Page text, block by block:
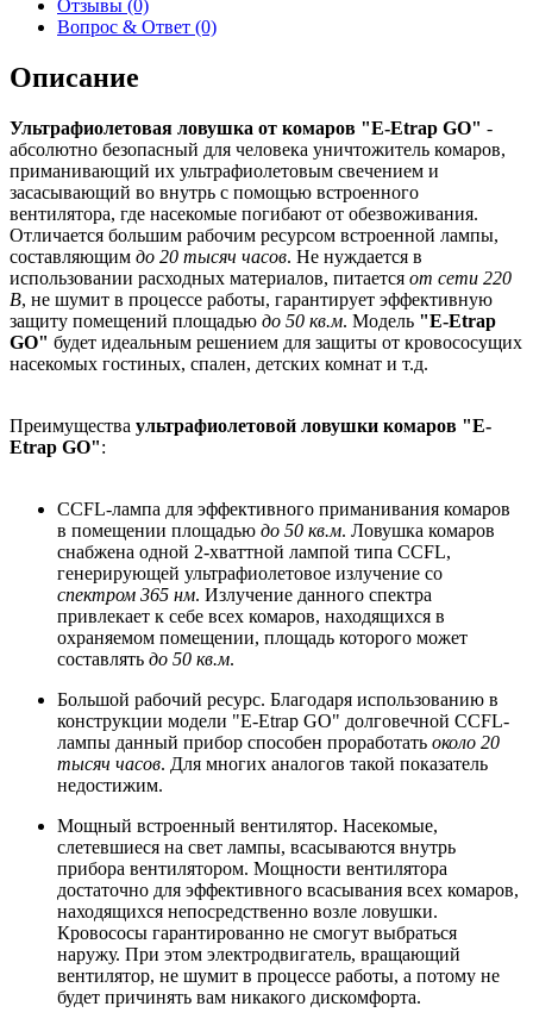
Отзывы (0)
Вопрос & Ответ (0)
Описание
Ультрафиолетовая ловушка от комаров "E-Etrap GO" -
абсолютно безопасный для человека уничтожитель комаров,
приманивающий их ультрафиолетовым свечением и
засасывающий во внутрь с помощью встроенного
вентилятора, где насекомые погибают от обезвоживания.
Отличается большим рабочим ресурсом встроенной лампы,
составляющим до 20 тысяч часов. Не нуждается в
использовании расходных материалов, питается от сети 220
В, не шумит в процессе работы, гарантирует эффективную
защиту помещений площадью до 50 кв.м. Модель "E-Еtrap
GO" будет идеальным решением для защиты от кровососущих
насекомых гостиных, спален, детских комнат и т.д.
Преимущества ультрафиолетовой ловушки комаров "E-
Еtrap GO":
CCFL-лампа для эффективного приманивания комаров
в помещении площадью до 50 кв.м. Ловушка комаров
снабжена одной 2-хваттной лампой типа CCFL,
генерирующей ультрафиолетовое излучение со
спектром 365 нм. Излучение данного спектра
привлекает к себе всех комаров, находящихся в
охраняемом помещении, площадь которого может
составлять до 50 кв.м.
Большой рабочий ресурс. Благодаря использованию в
конструкции модели "E-Еtrap GO" долговечной CCFL-
лампы данный прибор способен проработать около 20
тысяч часов. Для многих аналогов такой показатель
недостижим.
Мощный встроенный вентилятор. Насекомые,
слетевшиеся на свет лампы, всасываются внутрь
прибора вентилятором. Мощности вентилятора
достаточно для эффективного всасывания всех комаров,
находящихся непосредственно возле ловушки.
Кровососы гарантированно не смогут выбраться
наружу. При этом электродвигатель, вращающий
вентилятор, не шумит в процессе работы, а потому не
будет причинять вам никакого дискомфорта.